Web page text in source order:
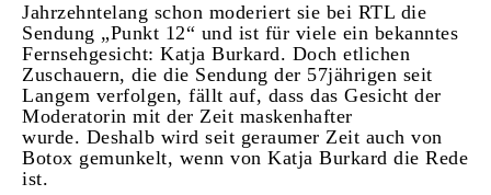
Jahrzehntelang schon moderiert sie bei RTL die
Sendung „Punkt 12“ und ist für viele ein bekanntes
Fernsehgesicht: Katja Burkard. Doch etlichen
Zuschauern, die die Sendung der 57jährigen seit
Langem verfolgen, fällt auf, dass das Gesicht der
Moderatorin mit der Zeit maskenhafter
wurde. Deshalb wird seit geraumer Zeit auch von
Botox gemunkelt, wenn von Katja Burkard die Rede
ist.